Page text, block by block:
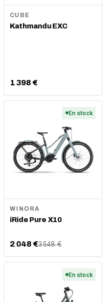
CUBE
Kathmandu EXC
1 398 €
En stock
WINORA
iRide Pure X10
2 048 €3 548 €
En stock